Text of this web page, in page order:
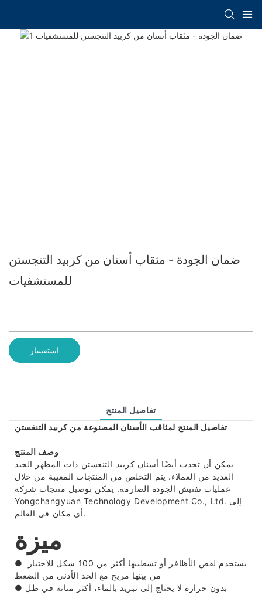
ضمان الجودة - مثقاب أسنان من كربيد التنجستن
للمستشفيات
استفسار
تفاصيل المنتج
تفاصيل المنتج لمثاقب الأسنان المصنوعة من كربيد التنغستن
وصف المنتج
يمكن أن تجذب أيضًا أسنان كربيد التنغستن ذات المظهر الجيد
العديد من العملاء. يتم التخلص من المنتجات المعيبة من خلال
عمليات تفتيش الجودة الصارمة. يمكن توصيل منتجات شركة
Yongchangyuan Technology Development Co., Ltd. إلى
أي مكان في العالم.
ميزة
●
من بينها مريح مع الحد الأدنى من الضغط
● بدون حرارة لا يحتاج إلى تبريد بالماء، أكثر متانة في ظل